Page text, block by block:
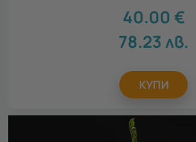
40.00 €
78.23лв.
КУПИ